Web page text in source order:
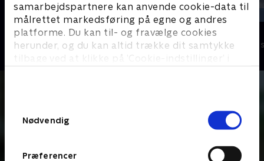
samarbejdspartnere kan anvende cookie-data til
målrettet markedsføring på egne og andres
platforme. Du kan til- og fravælge cookies
herunder, og du kan altid trække dit samtykke
tilbage ved at klikke på ’Cookie-indstillinger’ i
Nødvendig
Præferencer
Zorro the Chronicles
Børneserier • 1 sæsoner
Musen Tip
Børneserier • 1